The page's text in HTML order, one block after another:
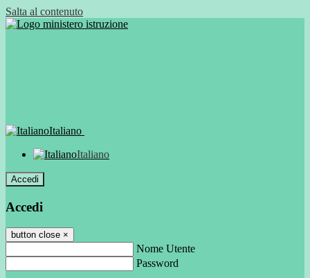
Salta al contenuto
Italiano
Italiano
Accedi
Accedi
button close ×
Nome Utente
Password